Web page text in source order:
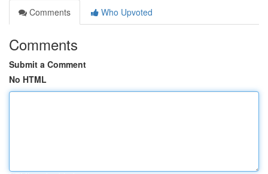
Comments
Who Upvoted
Comments
Submit a Comment
No HTML